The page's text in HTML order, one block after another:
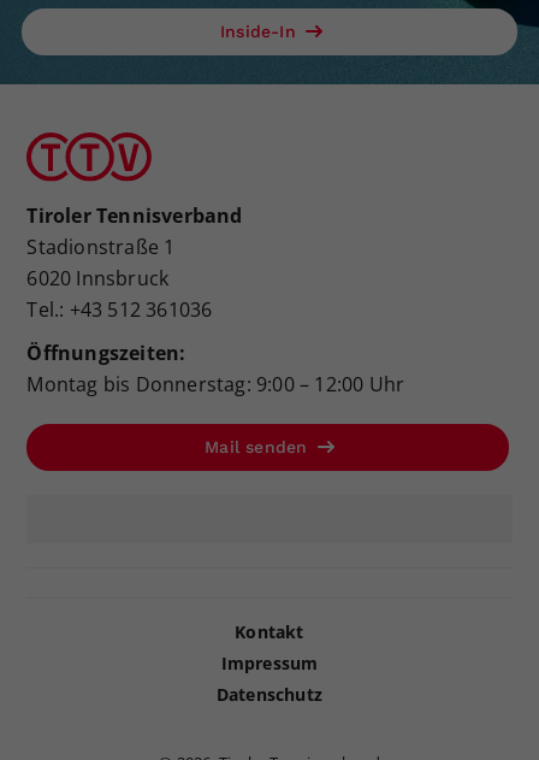
Inside-In
Tiroler Tennisverband
Stadionstraße 1
6020 Innsbruck
Tel.: +43 512 361036
Öffnungszeiten:
Montag bis Donnerstag: 9:00 – 12:00 Uhr
Mail senden
Kontakt
Impressum
Datenschutz